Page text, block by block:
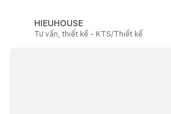
HIEUHOUSE
Tư vấn, thiết kế - KTS/Thiết kế